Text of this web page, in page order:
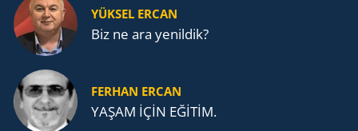
YÜKSEL ERCAN
Biz ne ara yenildik?
FERHAN ERCAN
YAŞAM İÇİN EĞİTİM.